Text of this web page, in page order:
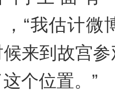
，“我估计微
候来到故宫
个位置。”